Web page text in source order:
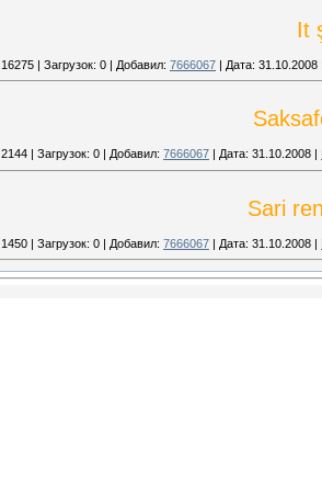
It
16275 | Загрузок: 0 | Добавил: 7666067 | Дата: 31.10.2008
2144 Загрузок: 0 Добавил: 7666067 Дата: 31.10.2008
Sari
1450 | Загрузок: 0 | Добавил: 7666067 | Дата: 31.10.2008 |